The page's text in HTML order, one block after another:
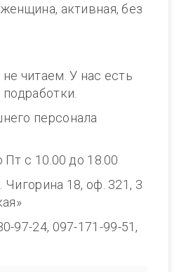
активная, без
читаем. У нас есть
персонала
Пт с 10.00 до 18.00
Чигорина 18, оф. 321, 3
97-24, 097-171-99-51,